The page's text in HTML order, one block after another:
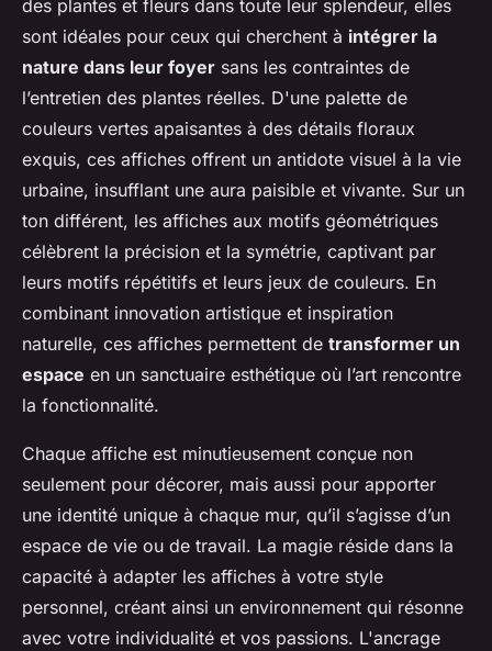
des plantes et fleurs dans toute leur splendeur, elles
sont idéales pour ceux qui cherchent à intégrer la
nature dans leur foyer sans les contraintes de
l’entretien des plantes réelles. D'une palette de
couleurs vertes apaisantes à des détails floraux
exquis, ces affiches offrent un antidote visuel à la vie
urbaine, insufflant une aura paisible et vivante. Sur un
ton différent, les affiches aux motifs géométriques
célèbrent la précision et la symétrie, captivant par
leurs motifs répétitifs et leurs jeux de couleurs. En
combinant innovation artistique et inspiration
naturelle, ces affiches permettent de transformer un
espace en un sanctuaire esthétique où l’art rencontre
la fonctionnalité.
Chaque affiche est minutieusement conçue non
seulement pour décorer, mais aussi pour apporter
une identité unique à chaque mur, qu’il s’agisse d’un
espace de vie ou de travail. La magie réside dans la
capacité à adapter les affiches à votre style
personnel, créant ainsi un environnement qui résonne
avec votre individualité et vos passions. L'ancrage